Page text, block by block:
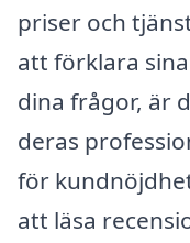
priser och
att förklara
dina frågor, är
deras
för
att läsa